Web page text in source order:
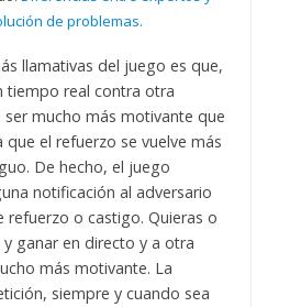
de problemas.
llamativas del juego es que,
tiempo real contra otra
ser mucho más motivante que
que el refuerzo se vuelve más
De hecho, el juego
notificación al adversario
refuerzo o castigo. Quieras o
ganar en directo y a otra
más motivante. La
siempre y cuando sea